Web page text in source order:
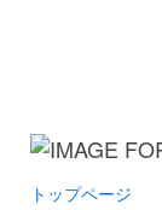
トップページ